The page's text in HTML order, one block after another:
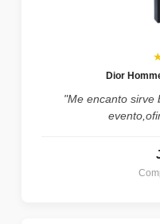
Dior
"Me encanto sirve